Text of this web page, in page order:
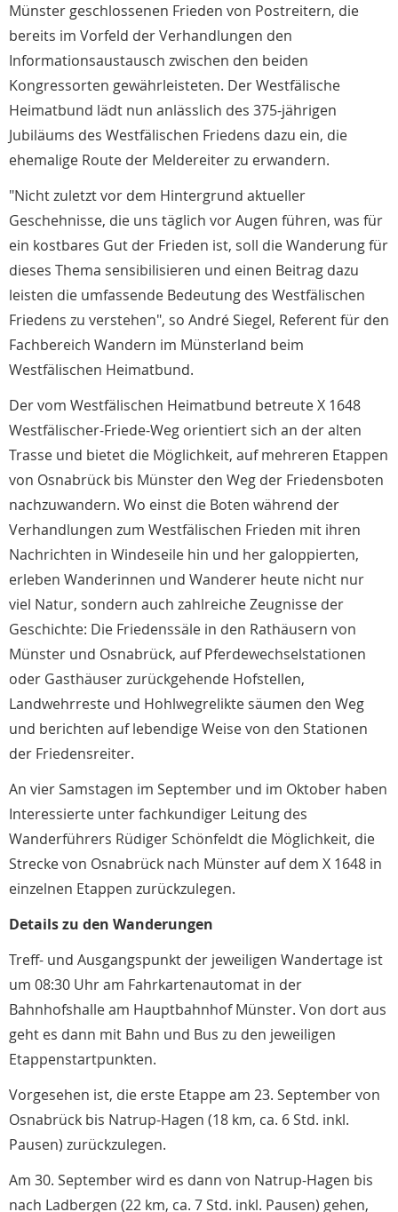
Münster geschlossenen Frieden von Postreitern, die
bereits im Vorfeld der Verhandlungen den
Informationsaustausch zwischen den beiden
Kongressorten gewährleisteten. Der Westfälische
Heimatbund lädt nun anlässlich des 375-jährigen
Jubiläums des Westfälischen Friedens dazu ein, die
ehemalige Route der Meldereiter zu erwandern.
"Nicht zuletzt vor dem Hintergrund aktueller
Geschehnisse, die uns täglich vor Augen führen, was für
ein kostbares Gut der Frieden ist, soll die Wanderung für
dieses Thema sensibilisieren und einen Beitrag dazu
leisten die umfassende Bedeutung des Westfälischen
Friedens zu verstehen", so André Siegel, Referent für den
Fachbereich Wandern im Münsterland beim
Westfälischen Heimatbund.
Der vom Westfälischen Heimatbund betreute X 1648
Westfälischer-Friede-Weg orientiert sich an der alten
Trasse und bietet die Möglichkeit, auf mehreren Etappen
von Osnabrück bis Münster den Weg der Friedensboten
nachzuwandern. Wo einst die Boten während der
Verhandlungen zum Westfälischen Frieden mit ihren
Nachrichten in Windeseile hin und her galoppierten,
erleben Wanderinnen und Wanderer heute nicht nur
viel Natur, sondern auch zahlreiche Zeugnisse der
Geschichte: Die Friedenssäle in den Rathäusern von
Münster und Osnabrück, auf Pferdewechselstationen
oder Gasthäuser zurückgehende Hofstellen,
Landwehrreste und Hohlwegrelikte säumen den Weg
und berichten auf lebendige Weise von den Stationen
der Friedensreiter.
An vier Samstagen im September und im Oktober haben
Interessierte unter fachkundiger Leitung des
Wanderführers Rüdiger Schönfeldt die Möglichkeit, die
Strecke von Osnabrück nach Münster auf dem X 1648 in
einzelnen Etappen zurückzulegen.
Details zu den Wanderungen
Treff- und Ausgangspunkt der jeweiligen Wandertage ist
um 08:30 Uhr am Fahrkartenautomat in der
Bahnhofshalle am Hauptbahnhof Münster. Von dort aus
geht es dann mit Bahn und Bus zu den jeweiligen
Etappenstartpunkten.
Vorgesehen ist, die erste Etappe am 23. September von
Osnabrück bis Natrup-Hagen (18 km, ca. 6 Std. inkl.
Pausen) zurückzulegen.
Am 30. September wird es dann von Natrup-Hagen bis
nach Ladbergen (22 km, ca. 7 Std. inkl. Pausen) gehen,